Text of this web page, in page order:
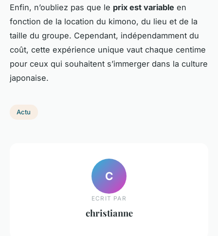
Enfin, n’oubliez pas que le prix est variable en
fonction de la location du kimono, du lieu et de la
taille du groupe. Cependant, indépendamment du
coût, cette expérience unique vaut chaque centime
pour ceux qui souhaitent s’immerger dans la culture
japonaise.
Actu
C
ECRIT PAR
christianne